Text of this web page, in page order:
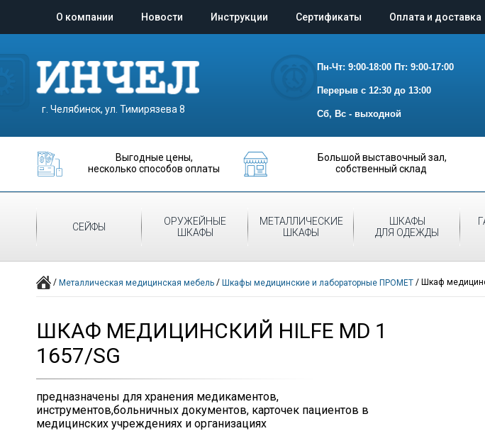
О компании Новости Инструкции Сертификаты Оплата и доставка
г. Челябинск, ул. Тимирязева 8
Пн-Чт: 9:00-18:00 Пт: 9:00-17:00
Перерыв с 12:30 до 13:00
Сб, Вс - выходной
Выгодные цены,
несколько способов оплаты
Большой выставочный зал,
собственный склад
СЕЙФЫ
ОРУЖЕЙНЫЕ
ШКАФЫ
МЕТАЛЛИЧЕСКИЕ
ШКАФЫ
ШКАФЫ
ДЛЯ ОДЕЖДЫ
/Металлическая медицинская мебель /Шкафы медицинские и лабораторные ПРОМЕТ /Шкаф
ШКАФ МЕДИЦИНСКИЙ HILFE MD 1
1657/SG
предназначены для хранения медикаментов,
инструментов,больничных документов, карточек пациентов в
медицинских учреждениях и организациях